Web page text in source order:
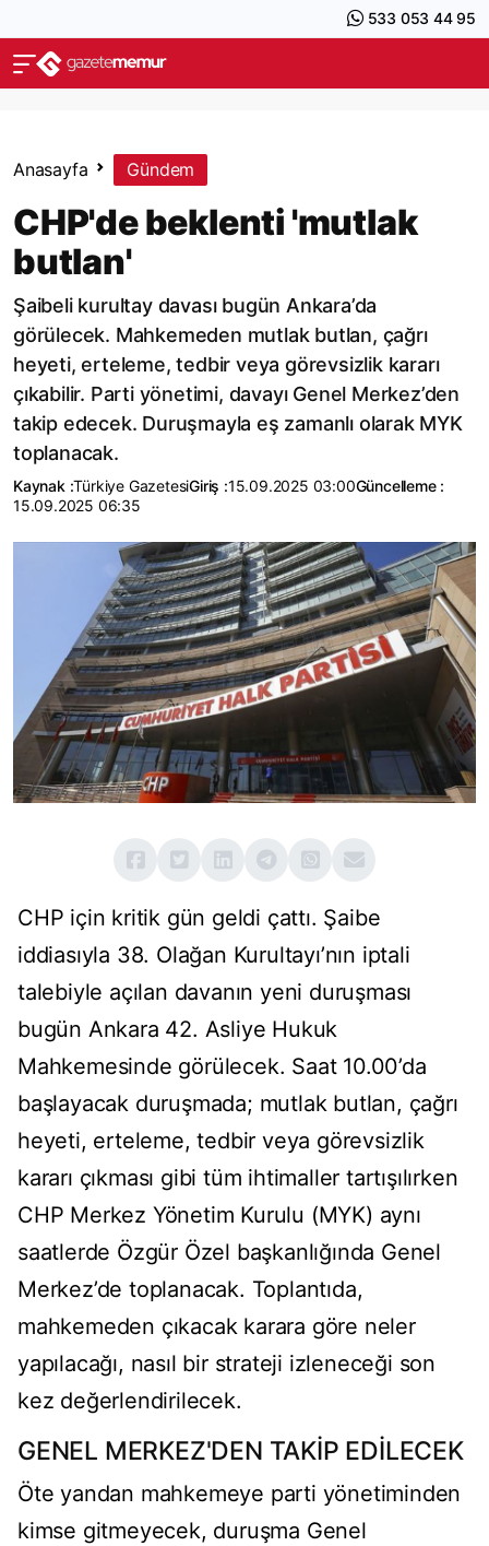
533 053 44 95
Anasayfa Gündem
CHP'de beklenti 'mutlak
butlan'
Şaibeli kurultay davası bugün Ankara’da
görülecek. Mahkemeden mutlak butlan, çağrı
heyeti, erteleme, tedbir veya görevsizlik kararı
çıkabilir. Parti yönetimi, davayı Genel Merkez’den
takip edecek. Duruşmayla eş zamanlı olarak MYK
toplanacak.
Kaynak :Türkiye GazetesiGiriş :15.09.2025 03:00Güncelleme :
15.09.2025 06:35
CHP için kritik gün geldi çattı. Şaibe
iddiasıyla 38. Olağan Kurultayı’nın iptali
talebiyle açılan davanın yeni duruşması
bugün Ankara 42. Asliye Hukuk
Mahkemesinde görülecek. Saat 10.00’da
başlayacak duruşmada; mutlak butlan, çağrı
heyeti, erteleme, tedbir veya görevsizlik
kararı çıkması gibi tüm ihtimaller tartışılırken
CHP Merkez Yönetim Kurulu (MYK) aynı
saatlerde Özgür Özel başkanlığında Genel
Merkez’de toplanacak. Toplantıda,
mahkemeden çıkacak karara göre neler
yapılacağı, nasıl bir strateji izleneceği son
kez değerlendirilecek.
GENEL MERKEZ'DEN TAKİP EDİLECEK
Öte yandan mahkemeye parti yönetiminden
kimse gitmeyecek, duruşma Genel